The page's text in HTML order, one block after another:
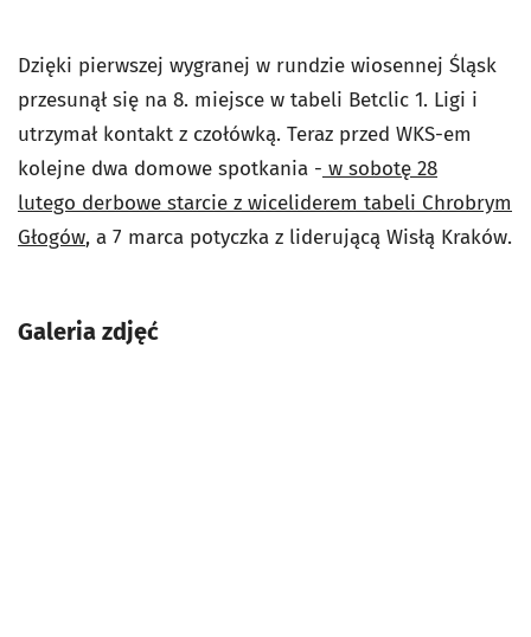
Dzięki pierwszej wygranej w rundzie wiosennej Śląsk
przesunął się na 8. miejsce w tabeli Betclic 1. Ligi i
utrzymał kontakt z czołówką. Teraz przed WKS-em
kolejne dwa domowe spotkania - w sobotę 28
lutego derbowe starcie z wiceliderem tabeli Chrobrym
Głogów, a 7 marca potyczka z liderującą Wisłą Kraków.
Galeria zdjęć